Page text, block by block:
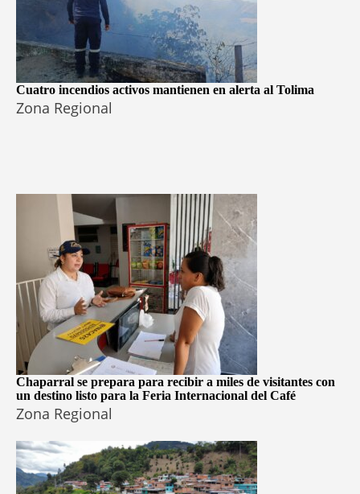
Cuatro incendios activos mantienen en alerta al Tolima
Zona Regional
Chaparral se prepara para recibir a miles de visitantes con
un destino listo para la Feria Internacional del Café
Zona Regional